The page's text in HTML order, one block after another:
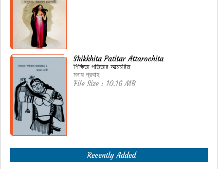
Shikkhita Patitar Attarochita
শিক্ষিতা পতিতার আত্মচরিত
মনায় প্রবাহ
File Size : 10.16 MB
Recently Added